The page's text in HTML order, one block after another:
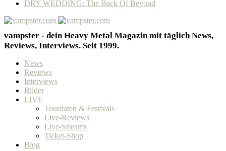
DRY WEDDING: The Back Of Beyond
vampster - dein Heavy Metal Magazin mit täglich News,
Reviews, Interviews. Seit 1999.
News
Reviews
Interviews
Bilder
LIVE
Tourdaten & Festivals
Live-Reviews
Live-Streams
Ticket-Shop
Blog